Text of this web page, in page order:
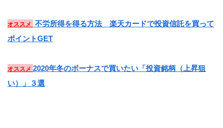
オススメ
不労所得を得る方法 楽天カードで投資信託を買って
ポイントGET
オススメ 2020年冬のボーナスで買いたい「投資銘柄（上昇狙
い）」３選